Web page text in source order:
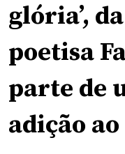
glória’,
poetisa
parte de
adição